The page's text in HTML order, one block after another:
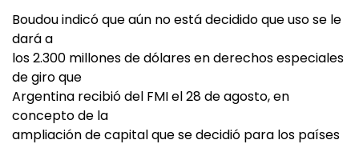
Boudou indicó que aún no está decidido que uso se le
dará a
los 2.300 millones de dólares en derechos especiales
de giro que
Argentina recibió del FMI el 28 de agosto, en
concepto de la
ampliación de capital que se decidió para los países